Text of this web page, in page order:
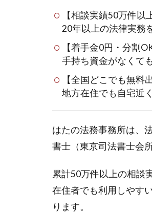
【相談実績50万件以
20年以上の法律実務
【着手金0円・分割OK
手持ち資金がなくて
【全国どこでも無料
地方在住でも自宅近
はたの法務事務所は、
書士（東京司法書士会
累計50万件以上の相談
在住者でも利用しやす
ります。